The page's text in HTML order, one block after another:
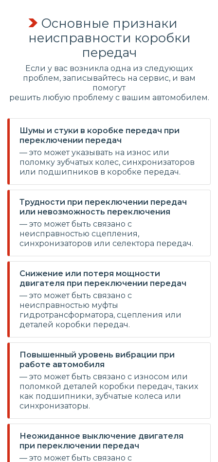
Основные признаки
неисправности коробки
передач
Если у вас возникла одна из следующих
проблем, записывайтесь на сервис, и вам
помогут
решить любую проблему с вашим автомобилем.
Шумы и стуки в коробке передач при
переключении передач
— это может указывать на износ или
поломку зубчатых колес, синхронизаторов
или подшипников в коробке передач.
Трудности при переключении передач
или невозможность переключения
— это может быть связано с
неисправностью сцепления,
синхронизаторов или селектора передач.
Снижение или потеря мощности
двигателя при переключении передач
— это может быть связано с
неисправностью муфты
гидротрансформатора, сцепления или
деталей коробки передач.
Повышенный уровень вибрации при
работе автомобиля
— это может быть связано с износом или
поломкой деталей коробки передач, таких
как подшипники, зубчатые колеса или
синхронизаторы.
Неожиданное выключение двигателя
при переключении передач
— это может быть связано с